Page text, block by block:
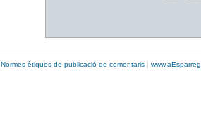
Normes ètiques de publicació de comentaris | www.